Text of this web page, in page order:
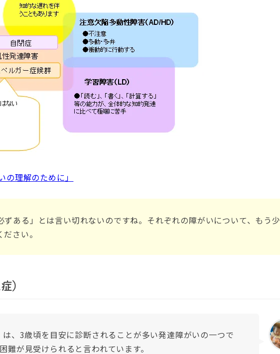
の理解のために」
ずある」とは言い切れないのですね。それぞれの障がいについて、もう少
さい。
）
、3歳頃を目安に診断されることが多い発達障がいの一つで
難が見受けられると言われています。